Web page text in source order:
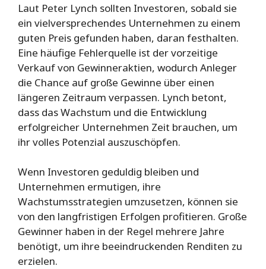
Laut Peter Lynch sollten Investoren, sobald sie
ein vielversprechendes Unternehmen zu einem
guten Preis gefunden haben, daran festhalten.
Eine häufige Fehlerquelle ist der vorzeitige
Verkauf von Gewinneraktien, wodurch Anleger
die Chance auf große Gewinne über einen
längeren Zeitraum verpassen. Lynch betont,
dass das Wachstum und die Entwicklung
erfolgreicher Unternehmen Zeit brauchen, um
ihr volles Potenzial auszuschöpfen.
Wenn Investoren geduldig bleiben und
Unternehmen ermutigen, ihre
Wachstumsstrategien umzusetzen, können sie
von den langfristigen Erfolgen profitieren. Große
Gewinner haben in der Regel mehrere Jahre
benötigt, um ihre beeindruckenden Renditen zu
erzielen.